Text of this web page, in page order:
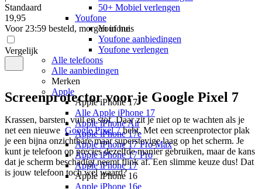
50+ Mobiel verlengen
Youfone
Youfone
Youfone aanbiedingen
Youfone verlengen
Alle telefoons
Alle aanbiedingen
Merken
Apple
Apple iPhone 17
Alle Apple iPhone 17
Apple iPhone Air
Apple iPhone 17e
Apple iPhone 17 Pro Max
Apple iPhone 17 Pro
Apple iPhone 17
Apple iPhone 16
Apple iPhone 16e
Standaard
19,95
Voor 23:59 besteld, morgen in huis
Vergelijk
Screenprotector voor je Google Pixel 7
Krassen, barsten, vuil en stof. Daar zit je niet op te wachten als je
net een nieuwe Google Pixel 7 hebt. Met een screenprotector plak
je een bijna onzichtbare maar superstevige laag op het scherm. Je
kunt je telefoon op precies dezelfde manier gebruiken, maar de kans
dat je scherm beschadigt neemt flink af. Een slimme keuze dus! Dat
is jouw telefoon toch wel waard?